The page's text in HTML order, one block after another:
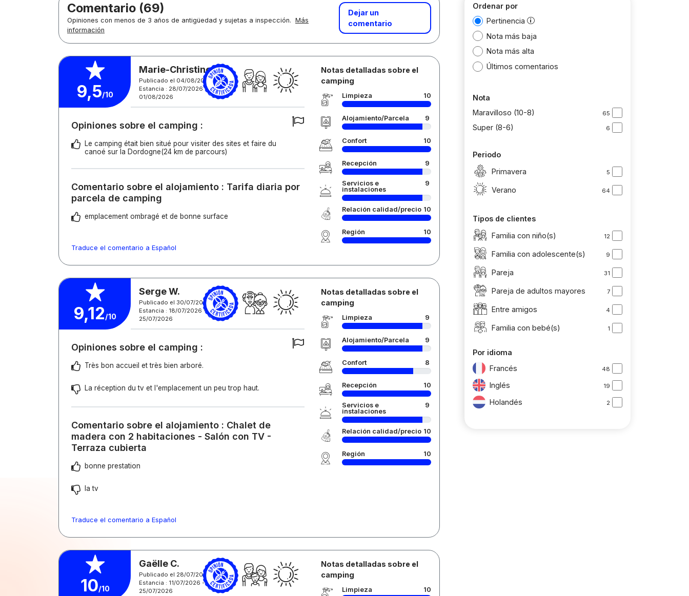
Comentario (69)
Opiniones con menos de 3 años de antigüedad y sujetas a inspección. Más
información
Dejar un
comentario
9,5/10
Marie-Christine M.
Publicado el 04/08/2026
Estancia : 28/07/2026 -
01/08/2026
Opiniones sobre el camping :
Le camping était bien situé pour visiter des sites et faire du
canoé sur la Dordogne(24 km de parcours)
Comentario sobre el alojamiento : Tarifa diaria por
parcela de camping
emplacement ombragé et de bonne surface
Traduce el comentario a Español
Notas detalladas sobre el
camping
Limpieza 10
Alojamiento/Parcela 9
Confort 10
Recepción 9
Servicios e
instalaciones
9
Relación calidad/precio 10
Región 10
9,12/10
Serge W.
Publicado el 30/07/2026
Estancia : 18/07/2026 -
25/07/2026
Opiniones sobre el camping :
Très bon accueil et très bien arboré.
La réception du tv et l'emplacement un peu trop haut.
Comentario sobre el alojamiento : Chalet de
madera con 2 habitaciones - Salón con TV -
Terraza cubierta
bonne prestation
la tv
Traduce el comentario a Español
Notas detalladas sobre el
camping
Limpieza 9
Alojamiento/Parcela 9
Confort 8
Recepción 10
Servicios e
instalaciones
9
Relación calidad/precio 10
Región 10
10/10
Gaëlle C.
Publicado el 28/07/2026
Estancia : 11/07/2026 -
25/07/2026
Notas detalladas sobre el
camping
Limpieza 10
Ordenar por
Pertinencia
Nota más baja
Nota más alta
Últimos comentarios
Nota
Maravilloso (10-8)
65
Super (8-6) 6
Periodo
Primavera
5
Verano 64
Tipos de clientes
Familia con niño(s)
12
Familia con adolescente(s) 9
Pareja 31
Pareja de adultos mayores 7
Entre amigos 4
Familia con bebé(s) 1
Por idioma
Francés
48
Inglés 19
Holandés 2